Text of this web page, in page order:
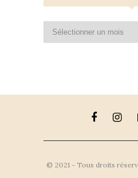
© 2021 - Tous droits